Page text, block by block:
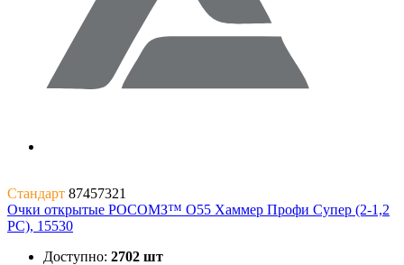
Стандарт 87457321
Очки открытые РОСОМЗ™ О55 Хаммер Профи Супер (2-1,2
PC), 15530
Доступно: 2702 шт